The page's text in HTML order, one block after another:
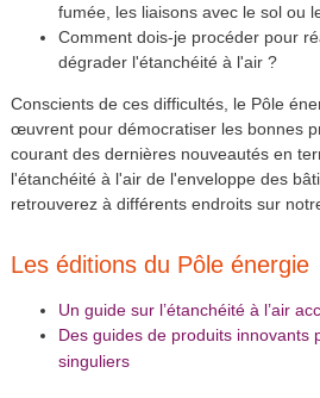
fumée, les liaisons avec le sol ou
Comment dois-je procéder pour
dégrader l'étanchéité à l'air ?
Conscients de ces difficultés, le Pôle
œuvrent pour démocratiser les bonnes
courant des dernières nouveautés en
l'étanchéité à l'air de l'enveloppe des
retrouverez à différents endroits sur
Les éditions du Pôle énergie
Un guide sur l’étanchéité à l’air
Des guides de produits innovants
singuliers